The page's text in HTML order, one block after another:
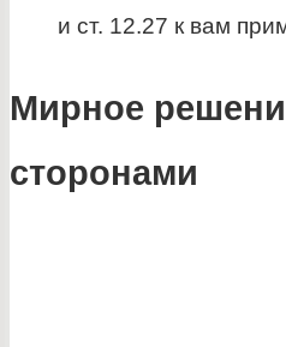
и ст. 12.27 к вам
Мирное
сторонами